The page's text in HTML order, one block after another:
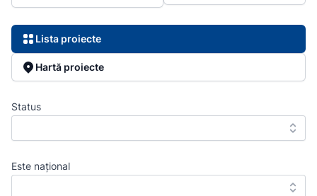
Lista proiecte
Hartă proiecte
Status
Este național